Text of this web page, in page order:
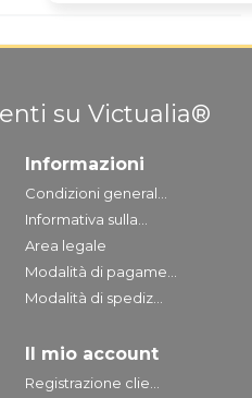
su Victualia®
Informazioni
Condizioni general...
Informativa sulla...
Area legale
Modalità di pagame...
Modalità di spediz...
Il mio account
Registrazione clie...